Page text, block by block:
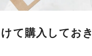
て購入してお